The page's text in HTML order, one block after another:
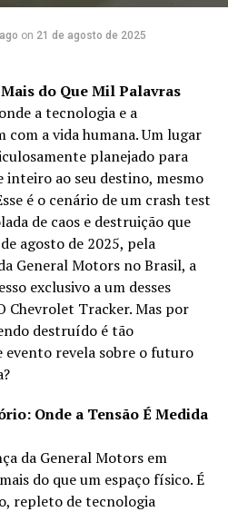
on 21 de agosto de 2025
do Que Mil Palavras
a tecnologia e a
com a vida humana. Um lugar
planejado para
inteiro ao seu destino, mesmo
é o cenário de um crash test
de caos e destruição que
agosto de 2025, pela
General Motors no Brasil, a
exclusivo a um desses
Chevrolet Tracker. Mas por
destruído é tão
evento revela sobre o futuro
Onde a Tensão É Medida
da General Motors em
do que um espaço físico. É
repleto de tecnologia